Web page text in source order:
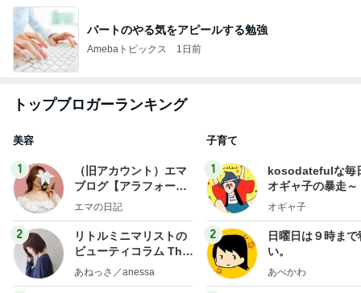
パートのやる気をアピールする勉強
Amebaトピックス 1日前
トップブロガーランキング
美容
1
（旧アカウント）エマ
ブログ【アラフォー会
社売却セカンドライ
エマの日記
2
リトルミニマリストの
ビューティコラム The
little minimalist's bea
あねっさ／anessa
子育て
1
kosodatefulな毎
オギャ子の暴走～
オギャ子
2
日曜日は９時まで
い。
あべかわ